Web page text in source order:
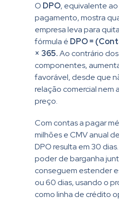
O DPO, equivalente
pagamento, mostra
empresa leva para
fórmula é DPO =
× 365.Ao contrário
componentes,
favorável, desde que
relação comercial
preço.
Com contas a pagar
milhões e CMV anual
DPO resulta em 30
poder de barganha
conseguem estender
ou 60 dias, usando o
como linha de crédito